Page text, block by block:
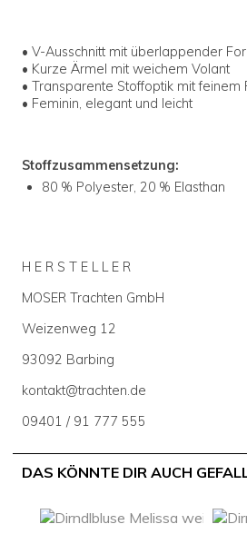
• V-Ausschnitt mit überlappender
• Kurze Ärmel mit weichem Volant
• Transparente Stoffoptik mit feinem
• Feminin, elegant und leicht
Stoffzusammensetzung:
80 % Polyester, 20 % Elasthan
H E R S T E L L E R
MOSER Trachten GmbH
Weizenweg 12
93092 Barbing
kontakt@trachten.de
09401 / 91 777 555
DAS KÖNNTE DIR AUCH